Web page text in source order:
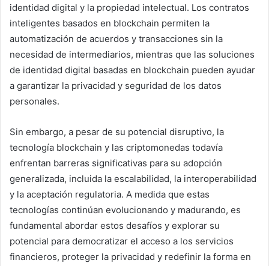
identidad digital y la propiedad intelectual. Los contratos
inteligentes basados en blockchain permiten la
automatización de acuerdos y transacciones sin la
necesidad de intermediarios, mientras que las soluciones
de identidad digital basadas en blockchain pueden ayudar
a garantizar la privacidad y seguridad de los datos
personales.
Sin embargo, a pesar de su potencial disruptivo, la
tecnología blockchain y las criptomonedas todavía
enfrentan barreras significativas para su adopción
generalizada, incluida la escalabilidad, la interoperabilidad
y la aceptación regulatoria. A medida que estas
tecnologías continúan evolucionando y madurando, es
fundamental abordar estos desafíos y explorar su
potencial para democratizar el acceso a los servicios
financieros, proteger la privacidad y redefinir la forma en